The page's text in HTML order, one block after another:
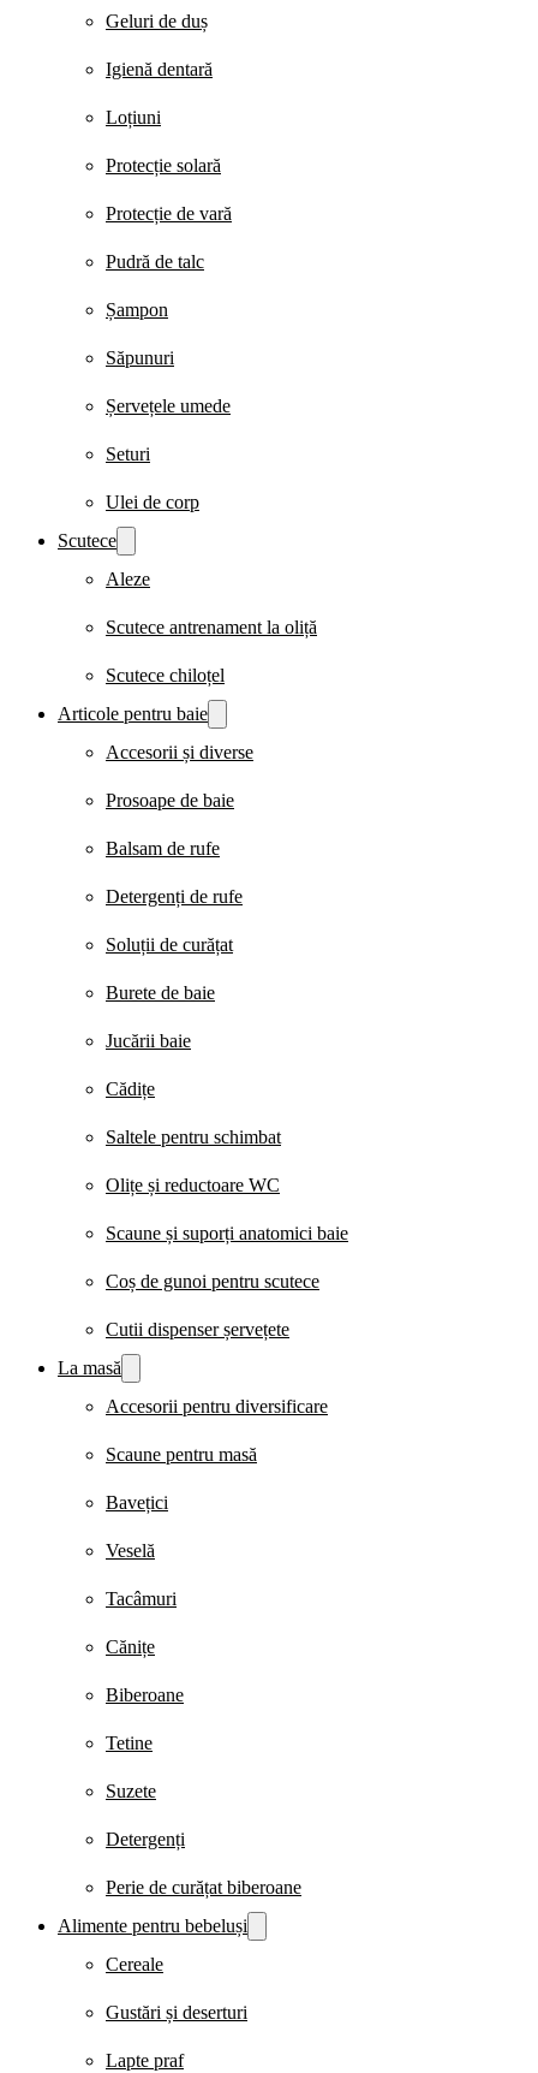
Geluri de duș
Igienă dentară
Loțiuni
Protecție solară
Protecție de vară
Pudră de talc
Șampon
Săpunuri
Șervețele umede
Seturi
Ulei de corp
Scutece
Aleze
Scutece antrenament la oliță
Scutece chiloțel
Articole pentru baie
Accesorii și diverse
Prosoape de baie
Balsam de rufe
Detergenți de rufe
Soluții de curățat
Burete de baie
Jucării baie
Cădițe
Saltele pentru schimbat
Olițe și reductoare WC
Scaune și suporți anatomici baie
Coș de gunoi pentru scutece
Cutii dispenser șervețete
La masă
Accesorii pentru diversificare
Scaune pentru masă
Bavețici
Veselă
Tacâmuri
Cănițe
Biberoane
Tetine
Suzete
Detergenți
Perie de curățat biberoane
Alimente pentru bebeluși
Cereale
Gustări și deserturi
Lapte praf